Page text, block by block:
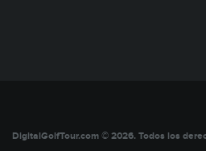
DigitalGolfTour.com © 2026. Todos los